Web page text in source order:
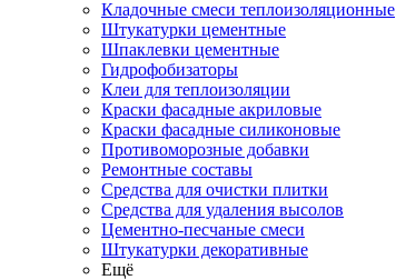
Кладочные смеси теплоизоляционные
Штукатурки цементные
Шпаклевки цементные
Гидрофобизаторы
Клеи для теплоизоляции
Краски фасадные акриловые
Краски фасадные силиконовые
Противоморозные добавки
Ремонтные составы
Средства для очистки плитки
Средства для удаления высолов
Цементно-песчаные смеси
Штукатурки декоративные
Ещё